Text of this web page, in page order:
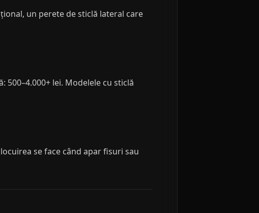
un perete de sticlă lateral care
500–4.000+ lei. Modelele cu sticlă
se face când apar fisuri sau